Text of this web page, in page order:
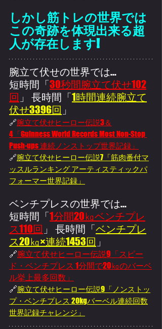
しかし筋トレの世界では
この奇跡を体現出来る超
人が存在します!
腕立て伏せの世界では...
短時間「30秒間腕立て伏せ102
回 」 長時間「1時間連続腕立て
伏せ3396回 」
🔗腕立て伏せヒーロー伝説3＆
4「Guinness World Records Most Non-Stop
Push-ups 連続ノンストップ世界記録」
🔗腕立て伏せヒーロー伝説7「筋肉番付マ
ッスルランキング アーティスティックパ
フォーマー世界記録 」
ベンチプレスの世界では...
短時間「1分間20㎏ベンチプレ
ス110回 」 長時間「ベンチプレ
ス20㎏×連続1453回 」
🔗腕立て伏せヒーロー伝説9「ス ピー
ド・ベンチプレス 1分間で20㎏のバーベ
ル挙上最多回数」
🔗腕立て伏せヒーロー伝説9「ノ ンストッ
プ・ベンチプレス 20kgバーベル連続回数
世界記録チャレンジ」